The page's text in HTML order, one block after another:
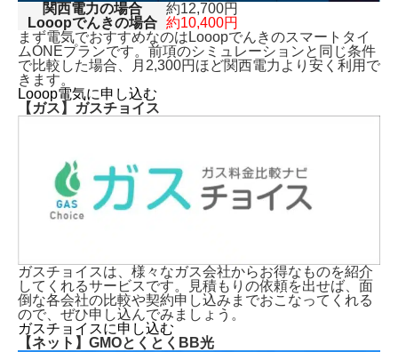
関西電力の場合
約12,700円
Looopでんきの場合
約10,400円
まず電気でおすすめなのはLooopでんきのスマートタイ
ムONEプランです。前項のシミュレーションと同じ条件
で比較した場合、月2,300円ほど関西電力より安く利用で
きます。
Looop電気に申し込む
【ガス】ガスチョイス
ガスチョイスは、様々なガス会社からお得なものを紹介
してくれるサービスです。見積もりの依頼を出せば、面
倒な各会社の比較や契約申し込みまでおこなってくれる
ので、ぜひ申し込んでみましょう。
ガスチョイスに申し込む
【ネット】GMOとくとくBB光